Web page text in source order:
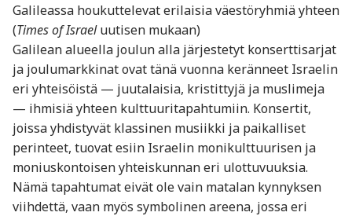
Galileassa houkuttelevat erilaisia väestöryhmiä yhteen
(Times of Israeluutisen mukaan)
Galilean alueella joulun alla järjestetyt konserttisarjat
ja joulumarkkinat ovat tänä vuonna keränneet Israelin
eri yhteisöistä — juutalaisia, kristittyjä ja muslimeja
— ihmisiä yhteen kulttuuritapahtumiin. Konsertit,
joissa yhdistyvät klassinen musiikki ja paikalliset
perinteet, tuovat esiin Israelin monikulttuurisen ja
moniuskontoisen yhteiskunnan eri ulottuvuuksia.
Nämä tapahtumat eivät ole vain matalan kynnyksen
viihdettä, vaan myös symbolinen areena, jossa eri